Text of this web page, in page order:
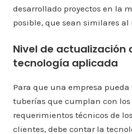
desarrollado proyectos en la
posible, que sean similares al
Nivel de actualización
tecnología aplicada
Para que una empresa
tuberías que cumplan con los
requerimientos técnicos de
clientes, debe contar la